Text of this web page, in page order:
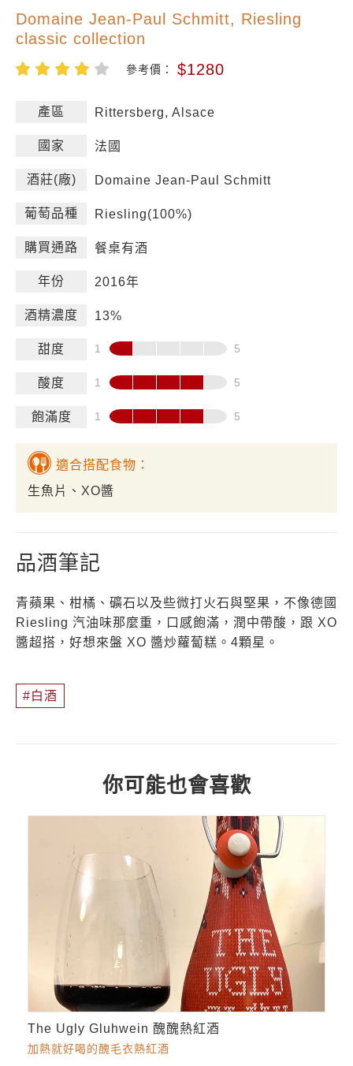
Domaine Jean-Paul Schmitt, Riesling
classic collection
參考價： $1280
產區 Rittersberg, Alsace
國家 法國
酒莊(廠) Domaine Jean-Paul Schmitt
葡萄品種 Riesling(100%)
購買通路 餐桌有酒
年份 2016年
酒精濃度 13%
甜度
酸度
飽滿度
適合搭配食物：
生魚片、XO醬
品酒筆記
青蘋果、柑橘、礦石以及些微打火石與堅果，不像德國
Riesling 汽油味那麼重，口感飽滿，潤中帶酸，跟 XO
醬超搭，好想來盤 XO 醬炒蘿蔔糕。4顆星。
白酒
你可能也會喜歡
The Ugly Gluhwein 醜醜熱紅酒
加熱就好喝的醜毛衣熱紅酒